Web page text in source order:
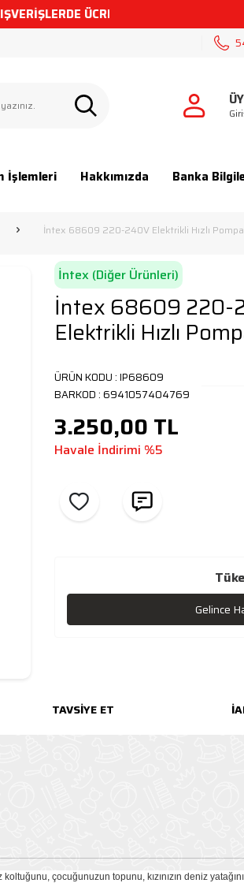
ÜCRETSİZ KARGO
İşlemleri Hakkımızda Banka
İntex 68609 220-240V Elektrikli Hızlı Pompa
İntex (Diğer Ürünleri)
İntex 68609 220-
Elektrikli Hızlı
ÜRÜN KODU :IP68609
BARKOD :6941057404769
3.250,00 TL
Havale İndirimi %5
Gelince
TAVSIYE ET
çocuğunuzun topunu, kızınızın deniz